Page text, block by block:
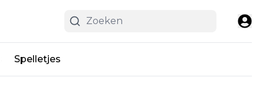
Spelletjes